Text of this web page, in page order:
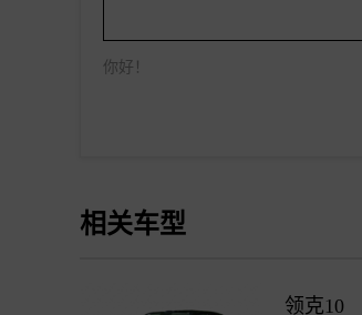
你好！
相关车型
领克10